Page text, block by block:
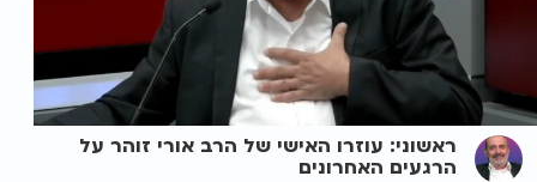
ראשוני: עוזרו האישי של הרב אורי זוהר על
הרגעים האחרונים